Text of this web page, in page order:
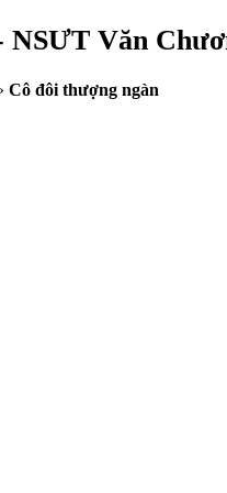
NSƯT Văn
Cô đôi thượng ngàn